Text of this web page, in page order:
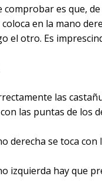
es que,
en la mano
el otro. Es
las
las puntas de los
derecha se toca
izquierda hay que